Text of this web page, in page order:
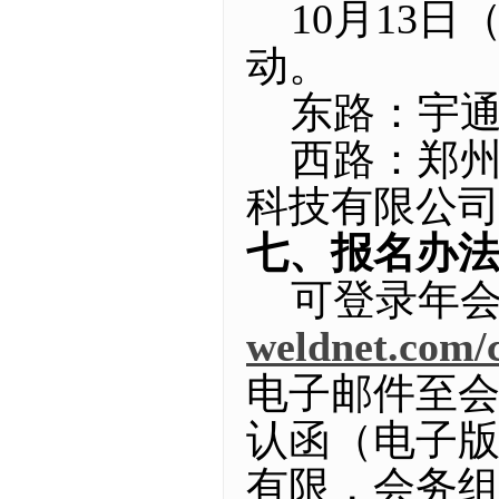
10月13日
动。
东路：宇
西路：郑
科技有限公
七、报名办
可登录年
电子邮件至
认函（电子
有限，会务